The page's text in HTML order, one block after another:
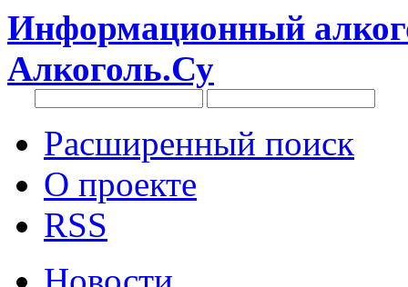
Информационный
Алкоголь.Су
Расширенный поиск
О проекте
RSS